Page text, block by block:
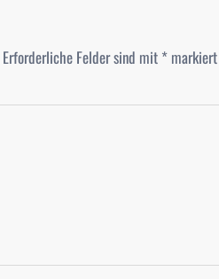
Erforderliche Felder sind mit * markiert